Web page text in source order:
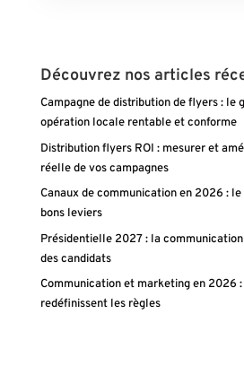
Découvrez nos articles
Campagne de distribution de flyers : le
opération locale rentable et conforme
Distribution flyers ROI : mesurer et
réelle de vos campagnes
Canaux de communication en 2026 :
bons leviers
Présidentielle 2027 : la
des candidats
Communication et marketing en 2026
redéfinissent les règles